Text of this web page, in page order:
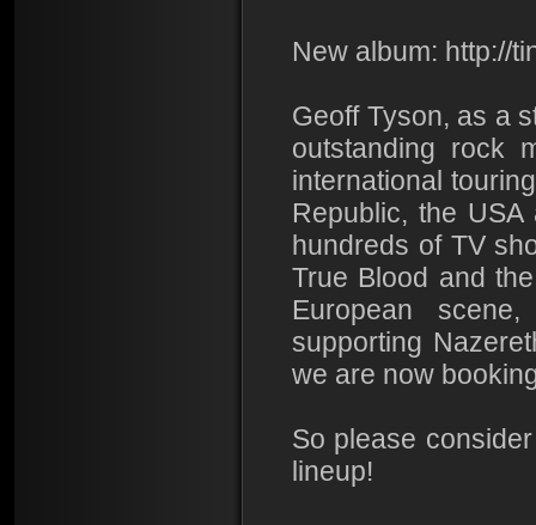
New album: http://
Geoff Tyson, as a
outstanding rock
international
Republic, the
hundreds of TV
True Blood and
European
supporting
we are now
So please
lineup!